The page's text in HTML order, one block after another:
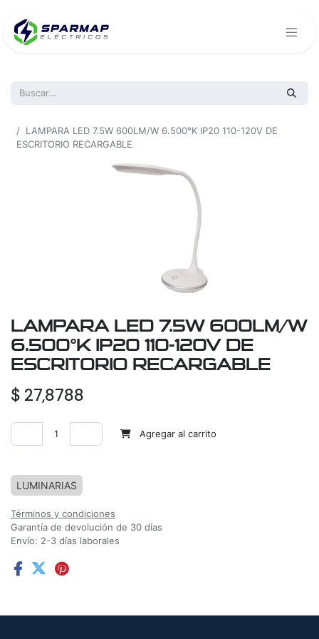
LAMPARA LED 7.5W 600LM/W 6.500°K IP20 110-120V DE
ESCRITORIO RECARGABLE
LAMPARA LED 7.5W 600LM/W
6.500°K IP20 110-120V DE
ESCRITORIO RECARGABLE
$ 27,8788
Agregar al carrito
LUMINARIAS
Términos y condiciones
Garantía de devolución de 30 días
Envío: 2-3 días laborales